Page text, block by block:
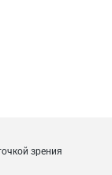
зрения